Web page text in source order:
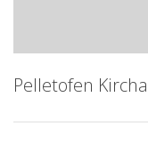
Pelletofen